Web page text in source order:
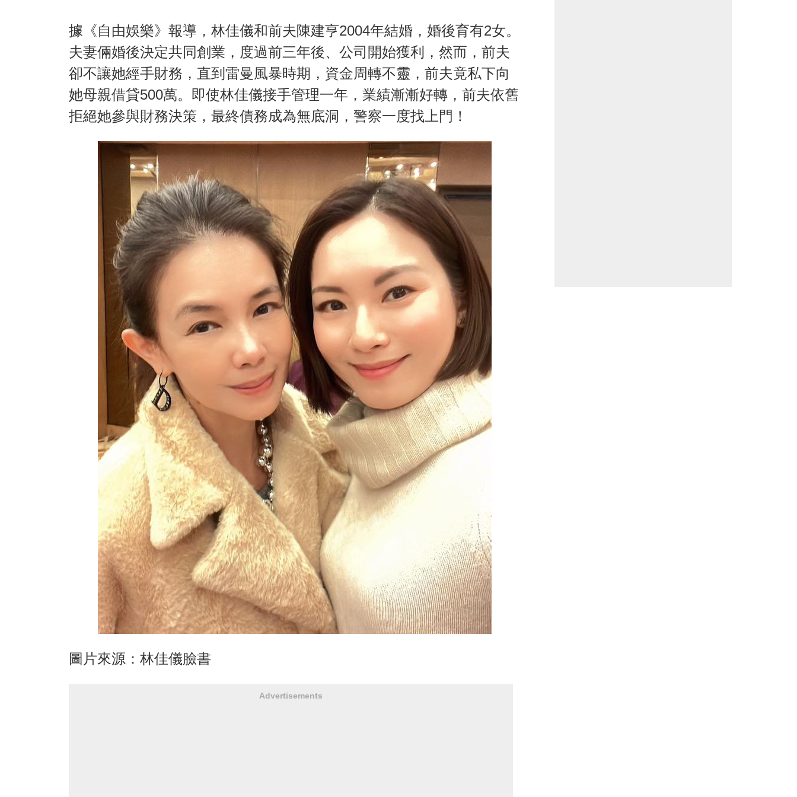
據《自由娛樂》報導，林佳儀和前夫陳建亨2004年結婚，婚後育有2女。
夫妻倆婚後決定共同創業，度過前三年後、公司開始獲利，然而，前夫
卻不讓她經手財務，直到雷曼風暴時期，資金周轉不靈，前夫竟私下向
她母親借貸500萬。即使林佳儀接手管理一年，業績漸漸好轉，前夫依舊
拒絕她參與財務決策，最終債務成為無底洞，警察一度找上門！
圖片來源：林佳儀臉書
Advertisements